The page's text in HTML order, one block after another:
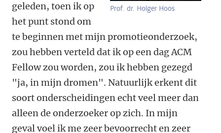
Prof. dr. Holger Hoos
geleden, toen ik op
het punt stond om
te beginnen met mijn promotieonderzoek,
zou hebben verteld dat ik op een dag ACM
Fellow zou worden, zou ik hebben gezegd
"ja, in mijn dromen". Natuurlijk erkent dit
soort onderscheidingen echt veel meer dan
alleen de onderzoeker op zich. In mijn
geval voel ik me zeer bevoorrecht en zeer